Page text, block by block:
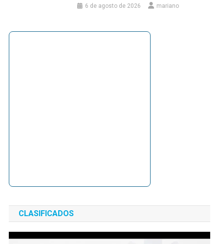
6 de agosto de 2026 mariano
CLASIFICADOS